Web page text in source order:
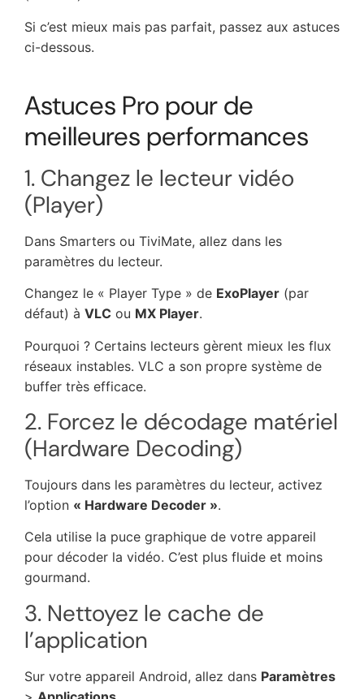
Si c’est mieux mais pas parfait, passez aux astuces
ci-dessous.
Astuces Pro pour de
meilleures performances
1. Changez le lecteur vidéo
(Player)
Dans Smarters ou TiviMate, allez dans les
paramètres du lecteur.
Changez le « Player Type » de ExoPlayer (par
défaut) à VLC ou MX Player.
Pourquoi ? Certains lecteurs gèrent mieux les flux
réseaux instables. VLC a son propre système de
buffer très efficace.
2. Forcez le décodage matériel
(Hardware Decoding)
Toujours dans les paramètres du lecteur, activez
l’option « Hardware Decoder ».
Cela utilise la puce graphique de votre appareil
pour décoder la vidéo. C’est plus fluide et moins
gourmand.
3. Nettoyez le cache de
l’application
Sur votre appareil Android, allez dans Paramètres